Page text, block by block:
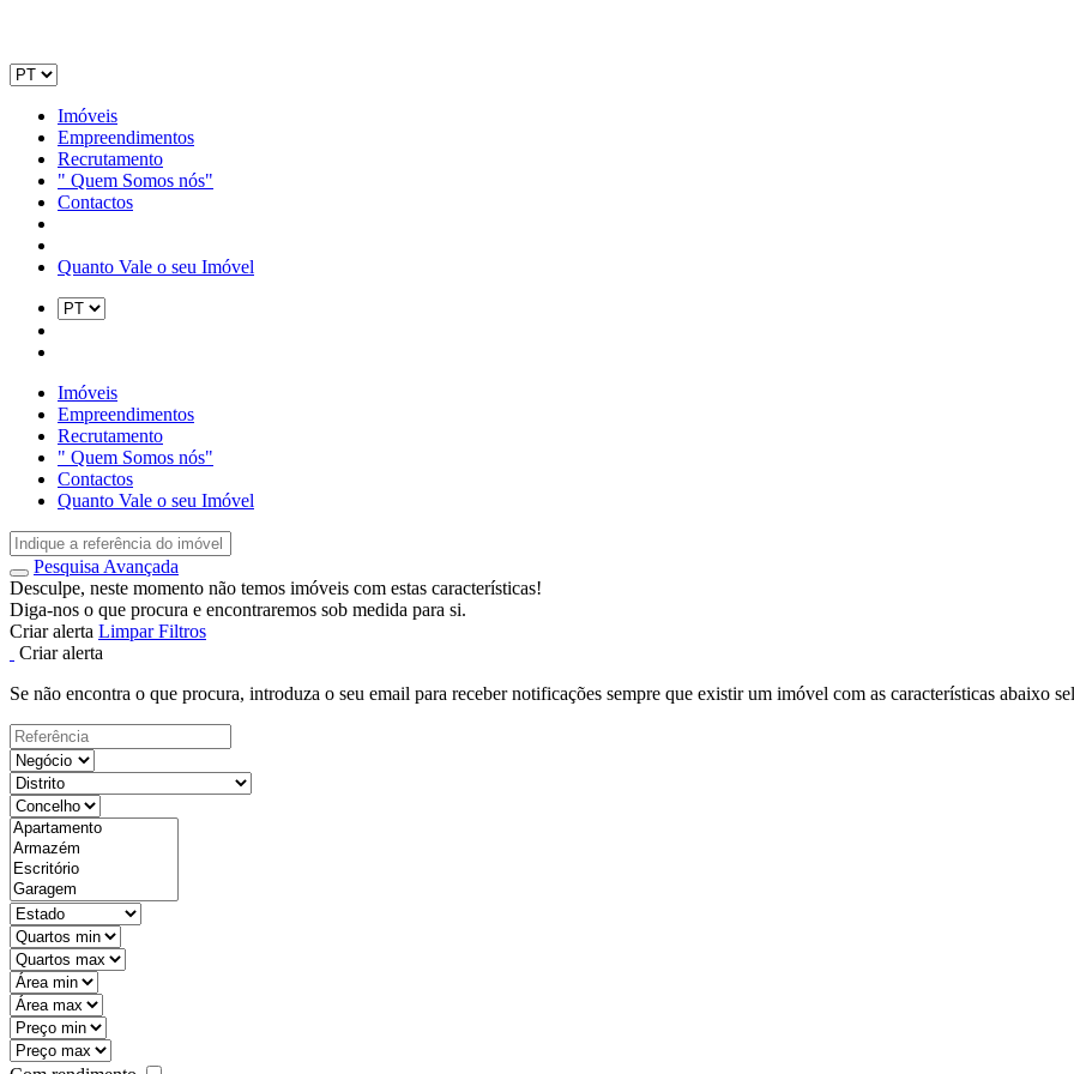
Imóveis
Empreendimentos
Recrutamento
" Quem Somos nós"
Contactos
Quanto Vale o seu Imóvel
Imóveis
Empreendimentos
Recrutamento
" Quem Somos nós"
Contactos
Quanto Vale o seu Imóvel
Pesquisa Avançada
Desculpe, neste momento não temos imóveis com estas características!
Diga-nos o que procura e encontraremos sob medida para si.
Criar alerta Limpar Filtros
Criar alerta
Se não encontra o que procura, introduza o seu email para receber notificações sempre que existir um imóvel com as características abaixo